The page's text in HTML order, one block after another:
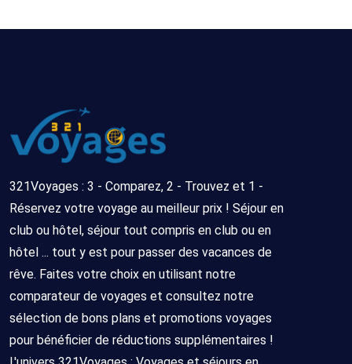
321Voyages : 3 - Comparez, 2 - Trouvez et 1 -
Réservez votre voyage au meilleur prix ! Séjour en
club ou hôtel, séjour tout compris en club ou en
hôtel ... tout y est pour passer des vacances de
rêve. Faites votre choix en utilisant notre
comparateur de voyages et consultez notre
sélection de bons plans et promotions voyages
pour bénéficier de réductions supplémentaires !